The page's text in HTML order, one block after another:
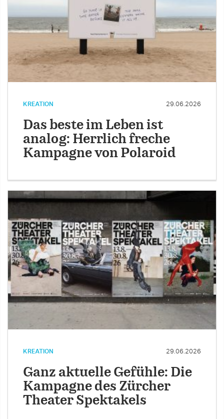
KREATION 29.06.2026
Das beste im Leben ist
analog: Herrlich freche
Kampagne von Polaroid
KREATION 29.06.2026
Ganz aktuelle Gefühle: Die
Kampagne des Zürcher
Theater Spektakels